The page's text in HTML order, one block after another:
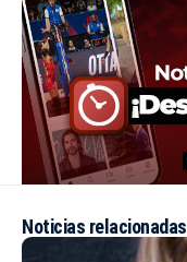
Noticias relacionadas